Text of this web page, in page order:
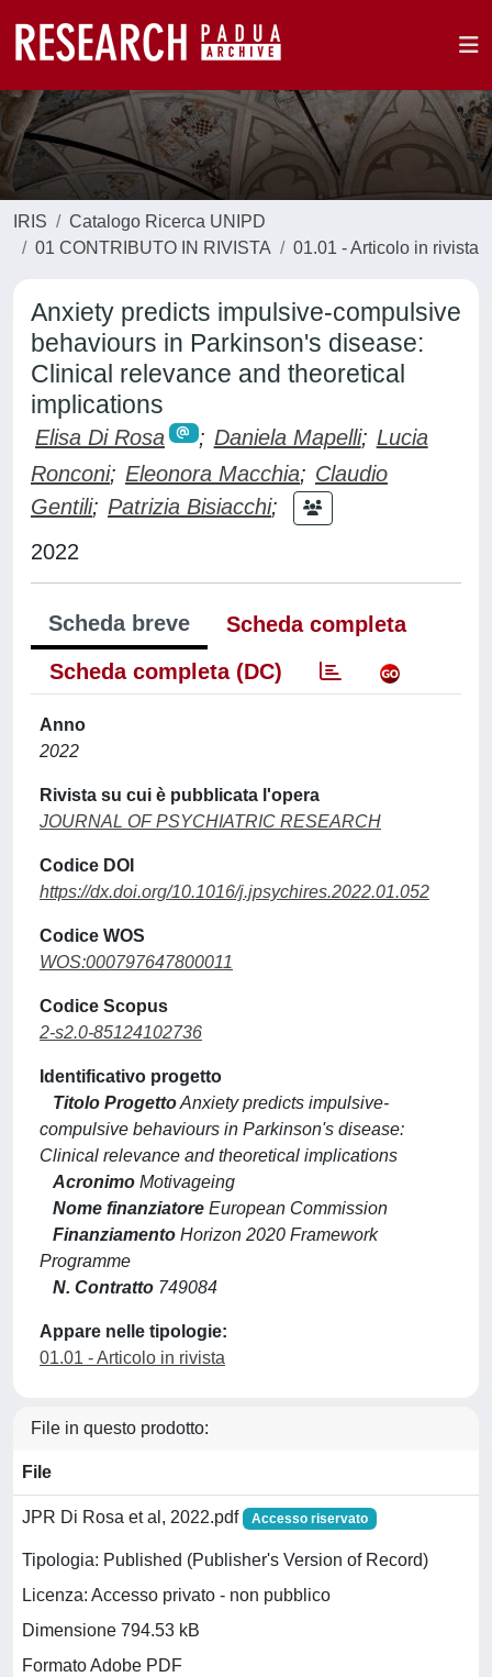
IRIS
Catalogo Ricerca UNIPD
01 CONTRIBUTO IN RIVISTA
01.01 - Articolo in rivista
Anxiety predicts impulsive-compulsive
behaviours in Parkinson's disease:
Clinical relevance and theoretical
implications
Elisa Di Rosa ; Daniela Mapelli; Lucia
Ronconi; Eleonora Macchia; Claudio
Gentili; Patrizia Bisiacchi;
2022
Scheda breve
Scheda completa
Scheda completa (DC)
Anno
2022
Rivista su cui è pubblicata l'opera
JOURNAL OF PSYCHIATRIC RESEARCH
Codice DOI
https://dx.doi.org/10.1016/j.jpsychires.2022.01.052
Codice WOS
WOS:000797647800011
Codice Scopus
2-s2.0-85124102736
Identificativo progetto
Titolo ProgettoAnxiety predicts impulsive-
compulsive behaviours in Parkinson's disease:
Clinical relevance and theoretical implications
Acronimo Motivageing
Nome finanziatore European Commission
Finanziamento Horizon 2020 Framework
Programme
N. Contratto 749084
Appare nelle tipologie:
01.01 - Articolo in rivista
File in questo prodotto:
File
JPR Di Rosa et al, 2022.pdf Accesso riservato
Tipologia: Published (Publisher's Version of Record)
Licenza: Accesso privato - non pubblico
Dimensione 794.53 kB
Formato Adobe PDF